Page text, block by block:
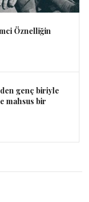
Öznelliğin
genç biriyle
mahsus bir